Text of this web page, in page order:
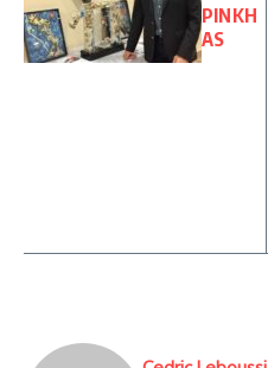
PINKH
AS